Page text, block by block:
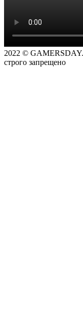
2022 ©
строго запрещено